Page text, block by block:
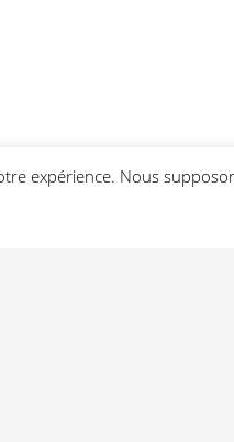
expérience. Nous